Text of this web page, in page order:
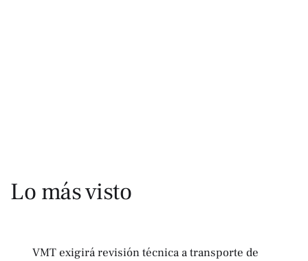
Lo más visto
VMT exigirá revisión técnica a transporte de